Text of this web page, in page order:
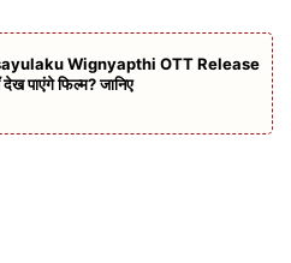
Wignyapthi OTT Release
पाएंगे फिल्म? जानिए